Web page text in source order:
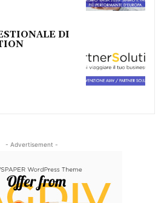
DI
- Advertisement -